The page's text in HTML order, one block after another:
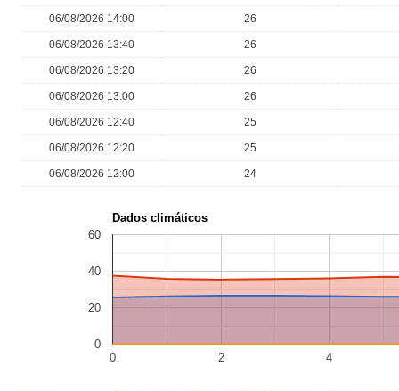
06/08/2026 14:00 26
06/08/2026 13:40 26
06/08/2026 13:20 26
06/08/2026 13:00 26
06/08/2026 12:40 25
06/08/2026 12:20 25
06/08/2026 12:00 24
Dados climáticos
0 2 4
0
20
40
60